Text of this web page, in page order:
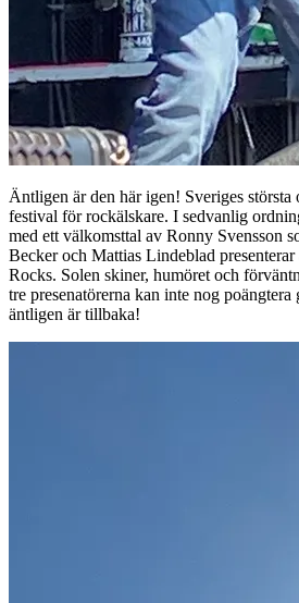
Äntligen är den här igen! Sveriges största
festival för rockälskare. I sedvanlig
med ett välkomsttal av Ronny Svensson
Becker och Mattias Lindeblad
Rocks. Solen skiner, humöret och
tre presenatörerna kan inte nog
äntligen är tillbaka!